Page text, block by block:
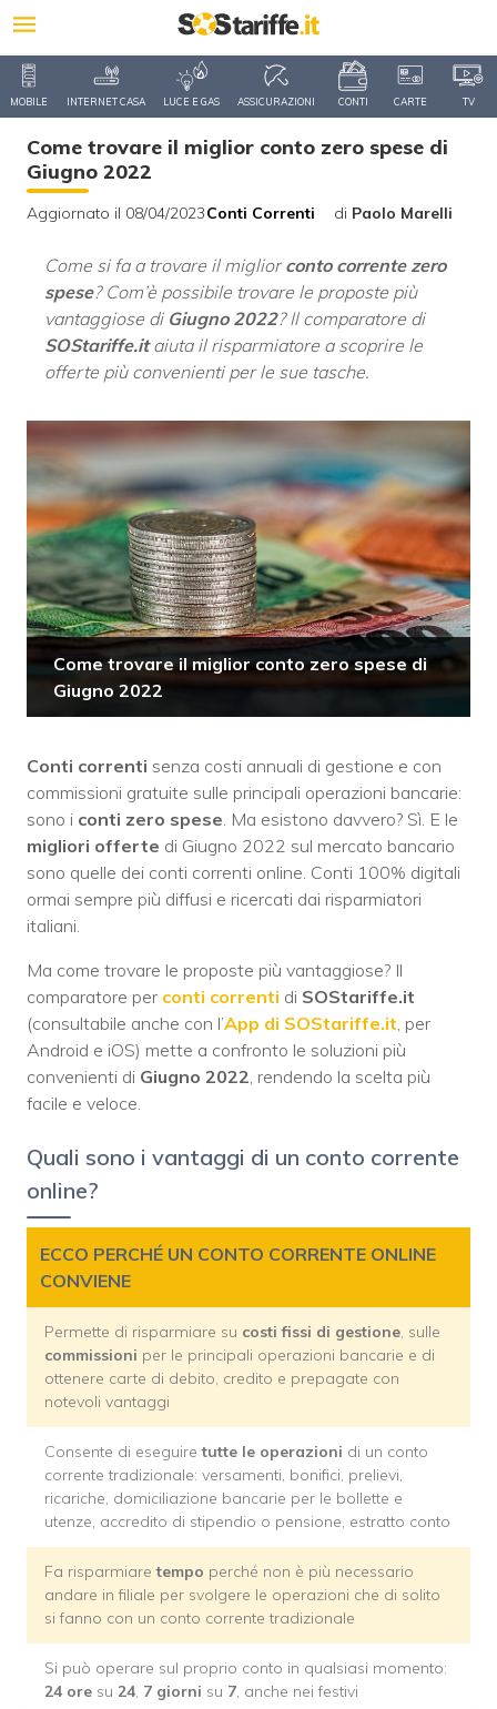
MOBILE INTERNET CASA LUCE E GAS ASSICURAZIONI CONTI CARTE TV
Come trovare il miglior conto zero spese di
Giugno 2022
Aggiornato il 08/04/2023Conti Correnti di Paolo Marelli
Come si fa a trovare il migliorconto corrente zero
spese? Com’è possibile trovare le proposte più
vantaggiose di Giugno 2022? Il comparatore di
SOStariffe.itaiuta il risparmiatore a scoprire le
offerte più convenienti per le sue tasche.
Come trovare il miglior conto zero spese di
Giugno 2022
Conti correnti senza costi annuali di gestione e con
commissioni gratuite sulle principali operazioni bancarie:
sono i conti zero spese . Ma esistono davvero? Sì. E le
migliori offerte di Giugno 2022 sul mercato bancario
sono quelle dei conti correnti online. Conti 100% digitali
ormai sempre più diffusi e ricercati dai risparmiatori
italiani.
Ma come trovare le proposte più vantaggiose? Il
comparatore per conti correnti di SOStariffe.it
(consultabile anche con l’App di SOStariffe.it , per
Android e iOS) mette a confronto le soluzioni più
convenienti di Giugno 2022 , rendendo la scelta più
facile e veloce.
Quali sono i vantaggi di un conto corrente
online?
ECCO PERCHÉ UN CONTO CORRENTE ONLINE
CONVIENE
Permette di risparmiare su costi fissi di gestione, sulle
commissioni per le principali operazioni bancarie e di
ottenere carte di debito, credito e prepagate con
notevoli vantaggi
Consente di eseguiretutte le operazioni di un conto
corrente tradizionale: versamenti, bonifici, prelievi,
ricariche, domiciliazione bancarie per le bollette e
utenze, accredito di stipendio o pensione, estratto conto
Fa risparmiaretempo perché non è più necessario
andare in filiale per svolgere le operazioni che di solito
si fanno con un conto corrente tradizionale
Si può operare sul proprio conto in qualsiasi momento:
24 ore su 24, 7 giorni su 7, anche nei festivi